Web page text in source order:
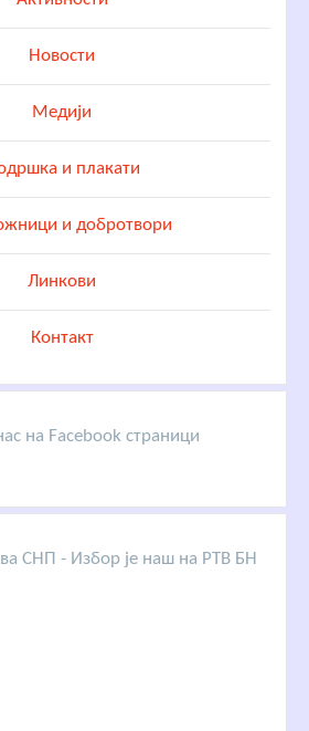
Новости
Медији
и плакати
и добротвори
Линкови
Контакт
на Facebook страници
СНП - Избор је наш на РТВ БН